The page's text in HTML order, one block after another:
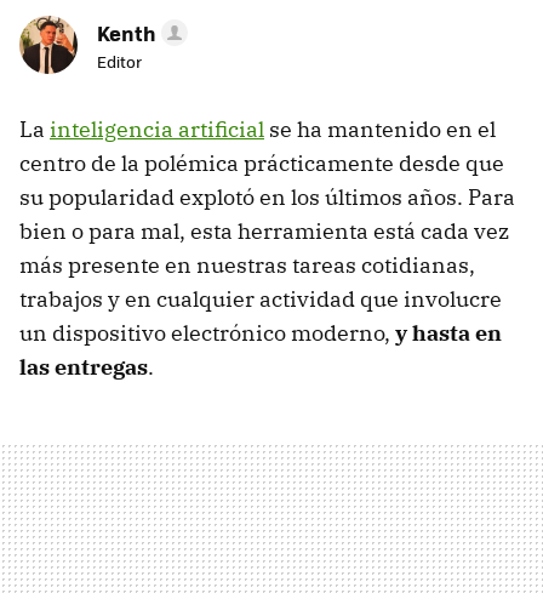
Kenth
Editor
La inteligencia artificial se ha mantenido en el
centro de la polémica prácticamente desde que
su popularidad explotó en los últimos años. Para
bien o para mal, esta herramienta está cada vez
más presente en nuestras tareas cotidianas,
trabajos y en cualquier actividad que involucre
un dispositivo electrónico moderno, y hasta en
las entregas.